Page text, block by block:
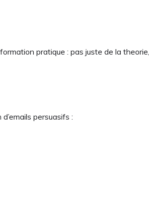
pratique : pas juste de la
persuasifs :